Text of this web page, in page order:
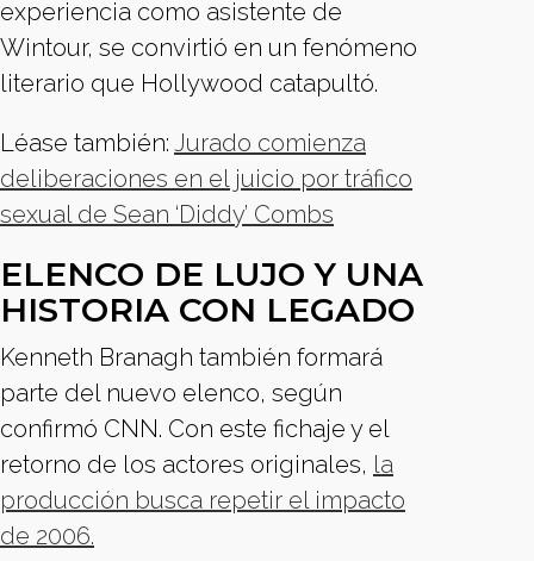
experiencia como asistente de
Wintour, se convirtió en un fenómeno
literario que Hollywood catapultó.
Léase también: Jurado comienza
deliberaciones en el juicio por tráfico
sexual de Sean ‘Diddy’ Combs
ELENCO DE LUJO Y UNA
HISTORIA CON LEGADO
Kenneth Branagh también formará
parte del nuevo elenco, según
confirmó CNN. Con este fichaje y el
retorno de los actores originales, la
producción busca repetir el impacto
de 2006.